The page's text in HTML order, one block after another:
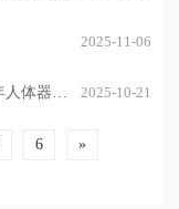
2025-11-06
人体器官
2025-10-21
6 »